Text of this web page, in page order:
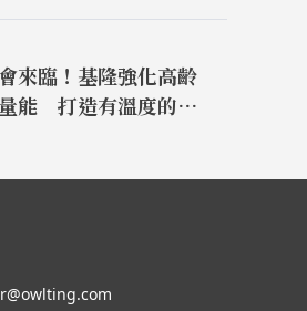
來臨！基隆強化高齡
能 打造有溫度的防